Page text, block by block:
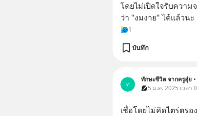
โดยไม่เปิดใจรับความ
ว่า "งมงาย" ได้แล้วนะ
1
บันทึก
ท
ทักษะชีวิต จากครูอุ๋ย •
5 ม.ค. 2025 เวลา
เชื่อโดยไม่คิดไตร่ตรอ